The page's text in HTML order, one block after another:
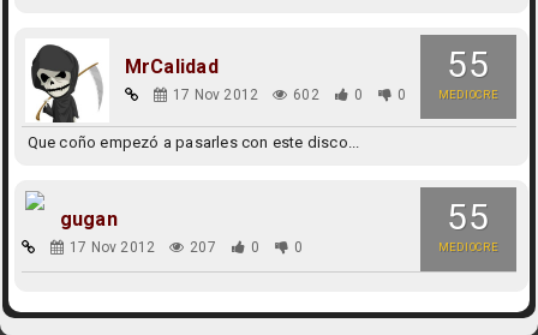
55
MEDIOCRE
MrCalidad
17 Nov 2012 602 0 0
Que coño empezó a pasarles con este disco...
55
MEDIOCRE
gugan
17 Nov 2012 207 0 0